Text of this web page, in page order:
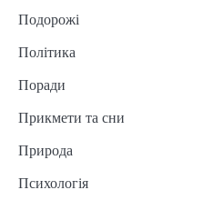
Подорожі
Політика
Поради
Прикмети та сни
Природа
Психологія